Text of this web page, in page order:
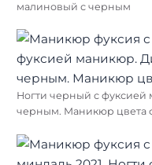
малиновый с черным
Ногти черный с фуксией
черным. Маникюр цвета